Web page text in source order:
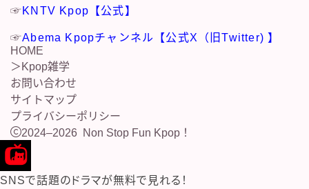
☞KNTV Kpop【公式】
☞Abema Kpopチャンネル【公式X（旧Twitter) 】
HOME
＞ Kpop雑学
お問い合わせ
サイトマップ
プライバシーポリシー
2024–2026 Non Stop Fun Kpop！
SNSで話題のドラマが無料で見れる！